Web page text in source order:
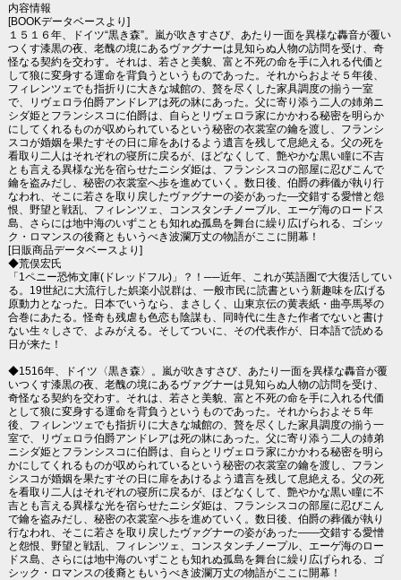
内容情報
[BOOKデータベースより]
１５１６年、ドイツ“黒き森”。嵐が吹きすさび、あたり一面を異様な轟音が覆い
つくす漆黒の夜、老醜の境にあるヴァグナーは見知らぬ人物の訪問を受け、奇
怪なる契約を交わす。それは、若さと美貌、富と不死の命を手に入れる代価と
して狼に変身する運命を背負うというものであった。それからおよそ５年後、
フィレンツェでも指折りに大きな城館の、贅を尽くした家具調度の揃う一室
で、リヴェロラ伯爵アンドレアは死の牀にあった。父に寄り添う二人の姉弟ニ
シダ姫とフランシスコに伯爵は、自らとリヴェロラ家にかかわる秘密を明らか
にしてくれるものが収められているという秘密の衣裳室の鑰を渡し、フランシ
スコが婚姻を果たすその日に扉をあけるよう遺言を残して息絶える。父の死を
看取り二人はそれぞれの寝所に戻るが、ほどなくして、艶やかな黒い瞳に不吉
とも言える異様な光を宿らせたニシダ姫は、フランシスコの部屋に忍びこんで
鑰を盗みだし、秘密の衣裳室へ歩を進めていく。数日後、伯爵の葬儀が執り行
なわれ、そこに若さを取り戻したヴァグナーの姿があった―交錯する愛憎と怨
恨、野望と戦乱、フィレンツェ、コンスタンチノーブル、エーゲ海のロードス
島、さらには地中海のいずことも知れぬ孤島を舞台に繰り広げられる、ゴシッ
ク・ロマンスの後裔ともいうべき波瀾万丈の物語がここに開幕！
[日販商品データベースより]
◆荒俣宏氏
「1ペニー恐怖文庫(ドレッドフル)」？！──近年、これが英語圏で大復活してい
る。19世紀に大流行した娯楽小説群は、一般市民に読書という新趣味を広げる
原動力となった。日本でいうなら、まさしく、山東京伝の黄表紙・曲亭馬琴の
合巻にあたる。怪奇も残虐も色恋も陰謀も、同時代に生きた作者でないと書け
ない生々しさで、よみがえる。そしてついに、その代表作が、日本語で読める
日が来た！
◆1516年、ドイツ〈黒き森〉。嵐が吹きすさび、あたり一面を異様な轟音が覆
いつくす漆黒の夜、老醜の境にあるヴァグナーは見知らぬ人物の訪問を受け、
奇怪なる契約を交わす。それは、若さと美貌、富と不死の命を手に入れる代価
として狼に変身する運命を背負うというものであった。それからおよそ５年
後、フィレンツェでも指折りに大きな城館の、贅を尽くした家具調度の揃う一
室で、リヴェロラ伯爵アンドレアは死の牀にあった。父に寄り添う二人の姉弟
ニシダ姫とフランシスコに伯爵は、自らとリヴェロラ家にかかわる秘密を明ら
かにしてくれるものが収められているという秘密の衣裳室の鑰を渡し、フラン
シスコが婚姻を果たすその日に扉をあけるよう遺言を残して息絶える。父の死
を看取り二人はそれぞれの寝所に戻るが、ほどなくして、艶やかな黒い瞳に不
吉とも言える異様な光を宿らせたニシダ姫は、フランシスコの部屋に忍びこん
で鑰を盗みだし、秘密の衣裳室へ歩を進めていく。数日後、伯爵の葬儀が執り
行なわれ、そこに若さを取り戻したヴァグナーの姿があった――交錯する愛憎
と怨恨、野望と戦乱、フィレンツェ、コンスタンチノープル、エーゲ海のロー
ドス島、さらには地中海のいずことも知れぬ孤島を舞台に繰り広げられる、ゴ
シック・ロマンスの後裔ともいうべき波瀾万丈の物語がここに開幕！